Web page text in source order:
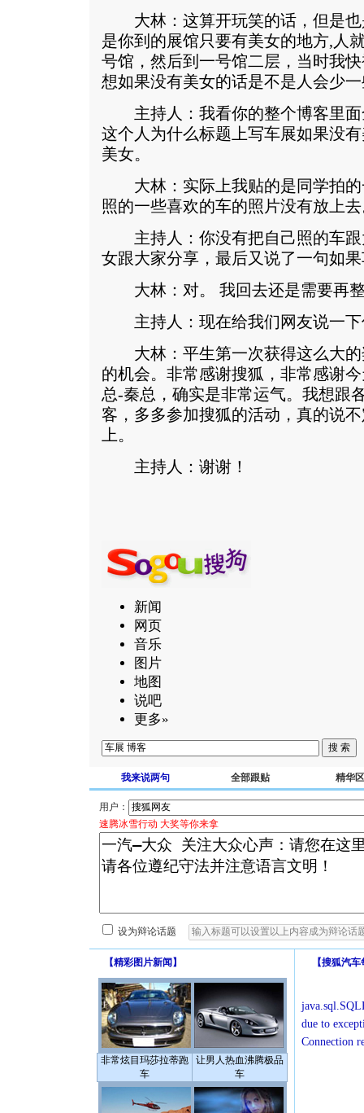
大林：这算开玩笑的话，但是也
是你到的展馆只要有美女的地方,人
号馆，然后到一号馆二层，当时我
想如果没有美女的话是不是人会少
主持人：我看你的整个博客里面
这个人为什么标题上写车展如果没
美女。
大林：实际上我贴的是同学拍的
照的一些喜欢的车的照片没有放上
主持人：你没有把自己照的车跟
女跟大家分享，最后又说了一句如
大林：对。 我回去还是需要再
主持人：现在给我们网友说一下
大林：平生第一次获得这么大的
的机会。非常感谢搜狐，非常感谢
总-秦总，确实是非常运气。我想跟
客，多多参加搜狐的活动，真的说
上。
主持人：谢谢！
新闻
网页
音乐
图片
地图
说吧
更多»
我来说两句 全部跟贴 精华区
用户：
速腾冰雪行动 大奖等你来拿
设为辩论话题
【精彩图片新闻 】
非常炫目玛莎拉蒂跑
车
让男人热血沸腾极品
车
【搜狐汽车
due to
Connection